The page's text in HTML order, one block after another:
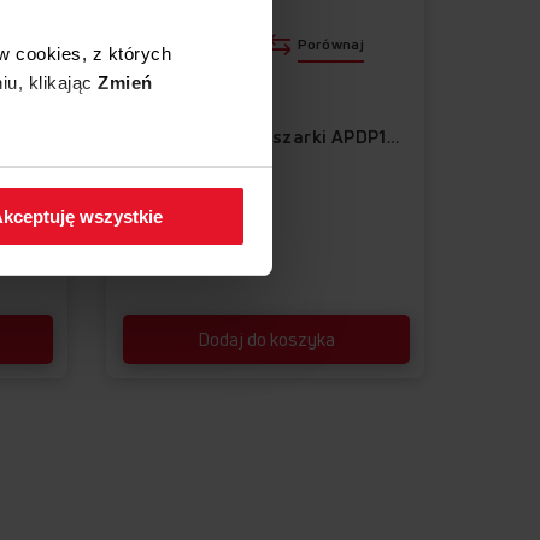
cookies, z których
klikając Zmień
zakładkęPolityka
wszystkie49,00 zł
BLOKADA DRZWI
Blokada drzwi suszarki APDP1019
Dodaj do koszyka
Porównaj